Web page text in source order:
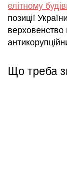
елітному
позиції
верховенство
Що треба